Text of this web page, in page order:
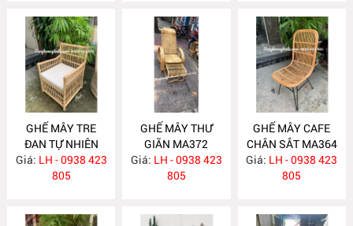
GHẾ MÂY TRE
ĐAN TỰ NHIÊN
MA377
Giá: LH - 0938 423
805
GHẾ MÂY THƯ
GIÃN MA372
Giá: LH - 0938 423
805
GHẾ MÂY CAFE
CHÂN SẮT MA364
Giá: LH - 0938 423
805